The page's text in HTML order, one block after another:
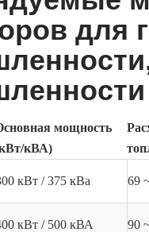
мощность
кВА)
кВт / 375 кВа 69
кВт / 500 кВА 90